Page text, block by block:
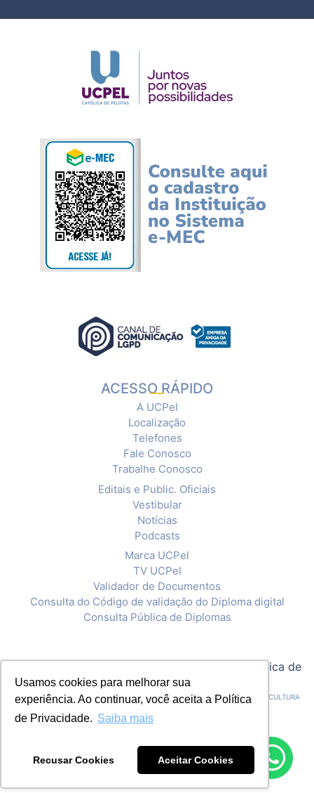
Usamos cookies para melhorar sua
experiência. Ao continuar, você aceita a Política
de Privacidade. Saiba mais
Recusar Cookies Aceitar Cookies
ACESSO RÁPIDO
A UCPel
Localização
Telefones
Fale Conosco
Trabalhe Conosco
Editais e Public. Oficiais
Vestibular
Notícias
Podcasts
Marca UCPel
TV UCPel
Validador de Documentos
Consulta do Código de validação do Diploma digital
Consulta Pública de Diplomas
Política de
Privacidade
CNPJ: 92.238.914/0001-03 - ASSOCIAÇÃO PELOTENSE DE ASSISTÊNCIA E CULTURA